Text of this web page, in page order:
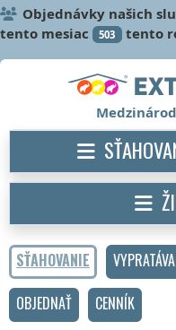
Objednávky našich
tento mesiac 503 tento
SŤAHOVANIE
OBJEDNAŤ
CENNÍK